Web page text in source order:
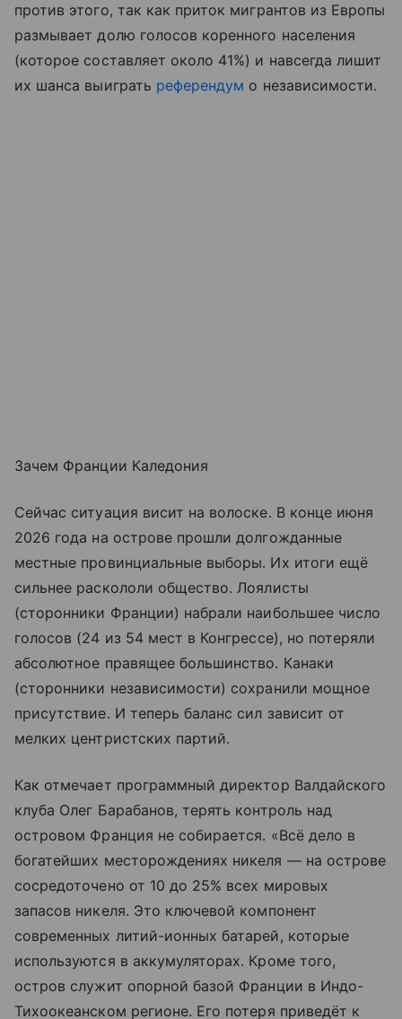
против этого, так как приток мигрантов из Европы
размывает долю голосов коренного населения
(которое составляет около 41%) и навсегда лишит
их шанса выиграть референдум о независимости.
Зачем Франции Каледония
Сейчас ситуация висит на волоске. В конце июня
2026 года на острове прошли долгожданные
местные провинциальные выборы. Их итоги ещё
сильнее раскололи общество. Лоялисты
(сторонники Франции) набрали наибольшее число
голосов (24 из 54 мест в Конгрессе), но потеряли
абсолютное правящее большинство. Канаки
(сторонники независимости) сохранили мощное
присутствие. И теперь баланс сил зависит от
мелких центристских партий.
Как отмечает программный директор Валдайского
клуба Олег Барабанов, терять контроль над
островом Франция не собирается. «Всё дело в
богатейших месторождениях никеля — на острове
сосредоточено от 10 до 25% всех мировых
запасов никеля. Это ключевой компонент
современных литий-ионных батарей, которые
используются в аккумуляторах. Кроме того,
остров служит опорной базой Франции в Индо-
Тихоокеанском регионе. Его потеря приведёт к